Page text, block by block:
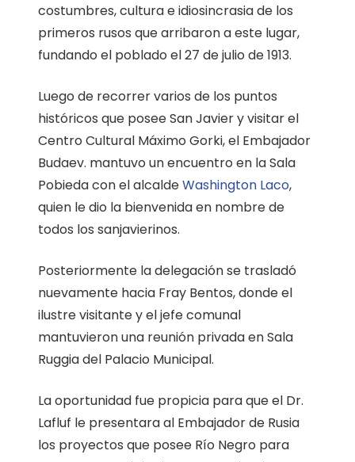
costumbres, cultura e idiosincrasia de los
primeros rusos que arribaron a este lugar,
fundando el poblado el 27 de julio de 1913.
Luego de recorrer varios de los puntos
históricos que posee San Javier y visitar el
Centro Cultural Máximo Gorki, el Embajador
Budaev. mantuvo un encuentro en la Sala
Pobieda con el alcaldeWashington Laco,
quien le dio la bienvenida en nombre de
todos los sanjavierinos.
Posteriormente la delegación se trasladó
nuevamente hacia Fray Bentos, donde el
ilustre visitante y el jefe comunal
mantuvieron una reunión privada en Sala
Ruggia del Palacio Municipal.
La oportunidad fue propicia para que el Dr.
Lafluf le presentara al Embajador de Rusia
los proyectos que posee Río Negro para